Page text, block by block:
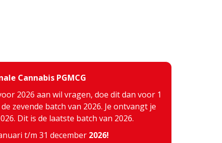
Cannabis PGMCG
2026 aan wil vragen, doe dit dan voor 1
zevende batch van 2026. Je ontvangt je
Dit is de laatste batch van 2026.
t/m 31 december 2026!